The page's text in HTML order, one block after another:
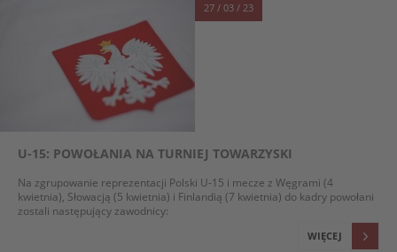
27 / 03 / 23
U-15: POWOŁANIA NA TURNIEJ TOWARZYSKI
Na zgrupowanie reprezentacji Polski U-15 i mecze z Węgrami (4
kwietnia), Słowacją (5 kwietnia) i Finlandią (7 kwietnia) do kadry powołani
zostali następujący zawodnicy:
WIĘCEJ